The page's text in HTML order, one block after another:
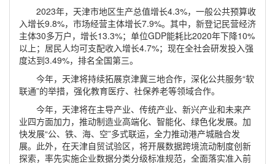
2023年，天津市地区生产总值增长4.3%，一般公共预算收
入增长9.8%，市场经营主体增长7.9%。其中，新登记民营经济
主体30多万户，增长13.3%；单位GDP能耗比2020年下降10%
以上；居民人均可支配收入增长4.7%；现在全社会研发投入强
度达到3.49%，排名全国第三。
今年，天津将持续拓展京津冀三地合作，深化公共服务“软
联通”的举措，强化教育医疗、社保养老等领域合作。
今年，天津将在主导产业、传统产业、新兴产业和未来产
业四方面加力，推动制造业高端化、智能化、绿色化发展。加
快发展“公、铁、海、空”多式联运，全力推动港产城融合发
展。此外，在天津自贸试验区，将开展数据跨境流动制度创新
探索，率先实施企业数据分类分级标准规范，全面落实准入前